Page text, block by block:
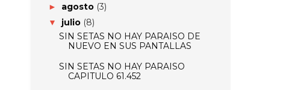
► agosto (3)
▼ julio (8)
SIN SETAS NO HAY PARAISO DE
NUEVO EN SUS PANTALLAS
SIN SETAS NO HAY PARAISO
CAPITULO 61.452